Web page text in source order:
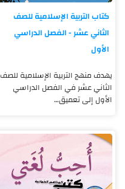
كتاب التربية الإسلامية للصف
الثاني عشر - الفصل الدراسي
الأول
يهدف منهج التربية الإسلامية للصف
الثاني عشر في الفصل الدراسي
الأول إلى تعميق…